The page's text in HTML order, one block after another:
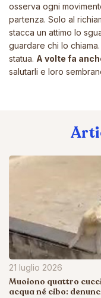
osserva ogni
partenza. Solo al
stacca un attimo lo
guardare chi lo
statua. A volte fa
salutarli e loro
21 luglio 2026
Muoiono quattro
acqua né cibo: